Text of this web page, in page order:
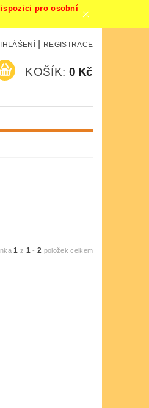
pro osobní
REGISTRACE
KOŠÍK: 0 Kč
1 z 1 -2 položek celkem